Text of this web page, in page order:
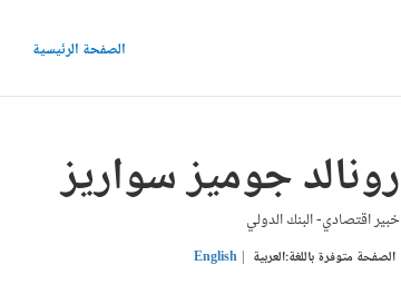
الصفحة الرئيسية
رونالد جوميز سواريز
خبير اقتصادي- البنك الدولي
الصفحة متوفرة باللغة:العربية English